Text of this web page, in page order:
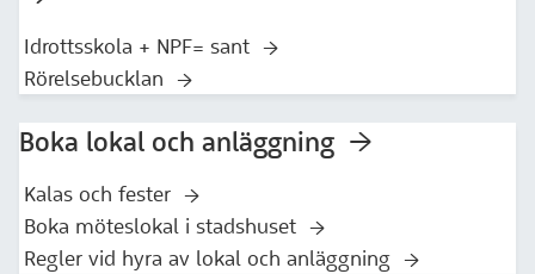
Idrottsskola + NPF= sant
Rörelsebucklan
Boka lokal och anläggning
Kalas och fester
Boka möteslokal i stadshuset
Regler vid hyra av lokal och anläggning